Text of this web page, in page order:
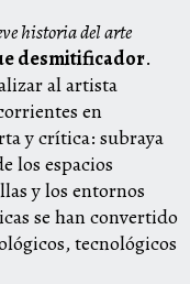
historia del arte
desmitificador.
al artista
en
y crítica: subraya
los espacios
y los entornos
se han convertido
tecnológicos